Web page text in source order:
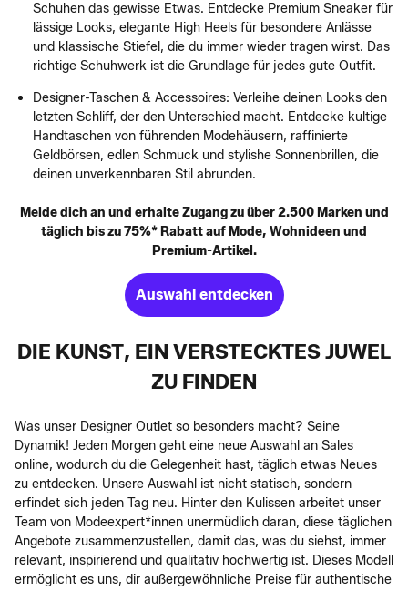
Schuhen das gewisse Etwas. Entdecke Premium Sneaker für
lässige Looks, elegante High Heels für besondere Anlässe
und klassische Stiefel, die du immer wieder tragen wirst. Das
richtige Schuhwerk ist die Grundlage für jedes gute Outfit.
Designer-Taschen & Accessoires: Verleihe deinen Looks den
letzten Schliff, der den Unterschied macht. Entdecke kultige
Handtaschen von führenden Modehäusern, raffinierte
Geldbörsen, edlen Schmuck und stylishe Sonnenbrillen, die
deinen unverkennbaren Stil abrunden.
Melde dich an und erhalte Zugang zu über 2.500 Marken und
täglich bis zu 75%* Rabatt auf Mode, Wohnideen und
Premium-Artikel.
Auswahl entdecken
DIE KUNST, EIN VERSTECKTES JUWEL
ZU FINDEN
Was unser Designer Outlet so besonders macht? Seine
Dynamik! Jeden Morgen geht eine neue Auswahl an Sales
online, wodurch du die Gelegenheit hast, täglich etwas Neues
zu entdecken. Unsere Auswahl ist nicht statisch, sondern
erfindet sich jeden Tag neu. Hinter den Kulissen arbeitet unser
Team von Modeexpert*innen unermüdlich daran, diese täglichen
Angebote zusammenzustellen, damit das, was du siehst, immer
relevant, inspirierend und qualitativ hochwertig ist. Dieses Modell
ermöglicht es uns, dir außergewöhnliche Preise für authentische